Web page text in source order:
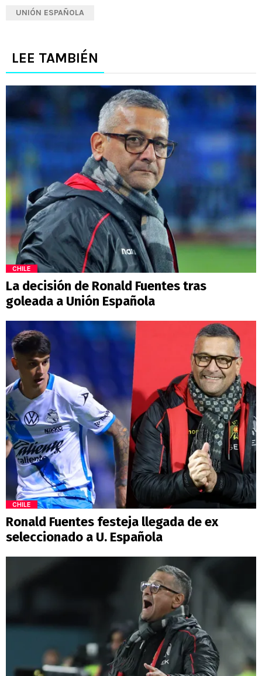
UNIÓN ESPAÑOLA
LEE TAMBIÉN
CHILE
La decisión de Ronald Fuentes tras
goleada a Unión Española
CHILE
Ronald Fuentes festeja llegada de ex
seleccionado a U. Española